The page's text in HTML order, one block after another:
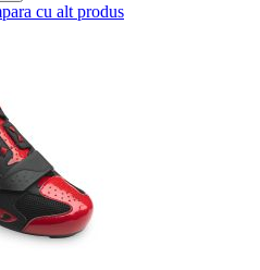
cu alt produs